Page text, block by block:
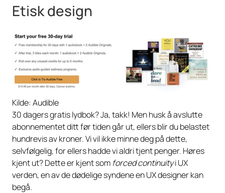
Etisk design
Kilde: Audible
30 dagers gratis lydbok? Ja, takk! Men husk å avslutte
abonnementet ditt før tiden går ut, ellers blir du belastet
hundrevis av kroner. Vi vil ikke minne deg på dette,
selvfølgelig, for ellers hadde vi aldri tjent penger. Høres
kjent ut? Dette er kjent som forced continuityi UX
verden, en av de dødelige syndene en UX designer kan
begå.